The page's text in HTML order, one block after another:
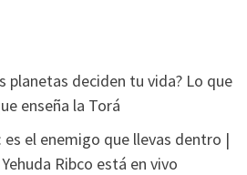
planetas deciden tu vida? Lo que
enseña la Torá
el enemigo que llevas dentro |
Ribco está en vivo